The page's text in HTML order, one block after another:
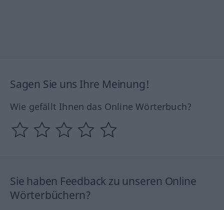
Sagen Sie uns Ihre Meinung!
Wie gefällt Ihnen das Online Wörterbuch?
Sie haben Feedback zu unseren Online
Wörterbüchern?